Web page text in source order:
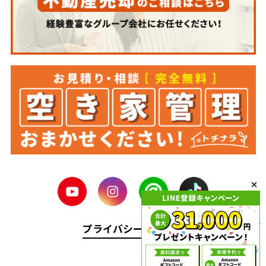
プライバシーポリシー